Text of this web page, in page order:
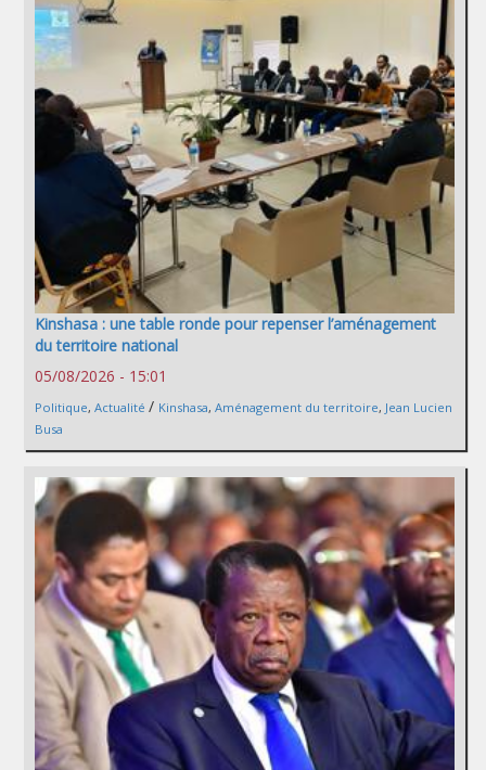
Kinshasa : une table ronde pour repenser l’aménagement
du territoire national
05/08/2026 - 15:01
Politique, Actualité / Kinshasa, Aménagement du territoire, Jean Lucien
Busa